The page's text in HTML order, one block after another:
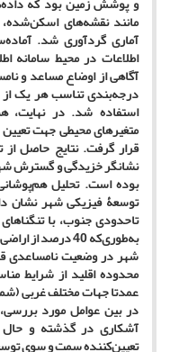
آماری گردآوری شد.
آگاهی از اوضاع مساعد و
درجه‌بندی تناسب هر یک
استفاده شد. در نهایت،
متغیرهای محیطی جهت
نشانگر خزیدگی و گسترش
بوده است. تحلیل
توسعۀ فیزیکی شهر نشان
تاحدودی جنوب، با
به‌طوری‌که 40
محدوده اقلید از شرایط
عمدتا جهات مختلف غربی
در بین عوامل مورد
آشکاری در گذشته و حال
تعیین‌کننده سمت و سوی